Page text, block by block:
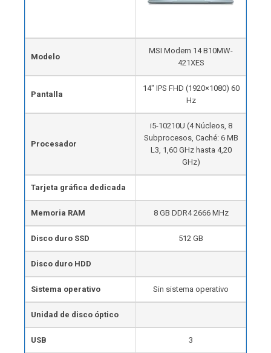
Modelo
MSI Modern 14 B10MW-
421XES
Pantalla
14″ IPS FHD (1920×1080) 60
Hz
Procesador
i5-10210U (4 Núcleos, 8
Subprocesos, Caché: 6 MB
L3, 1,60 GHz hasta 4,20
GHz)
Tarjeta gráfica dedicada
Memoria RAM 8 GB DDR4 2666 MHz
Disco duro SSD 512 GB
Disco duro HDD
Sistema operativo Sin sistema operativo
Unidad de disco óptico
USB 3